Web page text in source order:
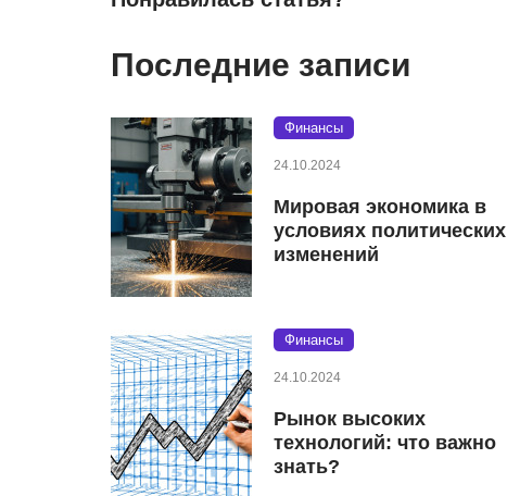
Последние записи
Финансы
24.10.2024
Мировая экономика в
условиях политических
изменений
Финансы
24.10.2024
Рынок высоких
технологий: что важно
знать?